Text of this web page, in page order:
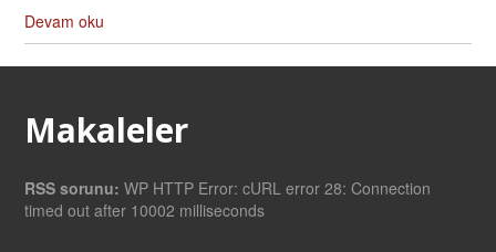
Devam oku
Makaleler
RSS sorunu: WP HTTP Error: cURL error 28: Connection
timed out after 10002 milliseconds